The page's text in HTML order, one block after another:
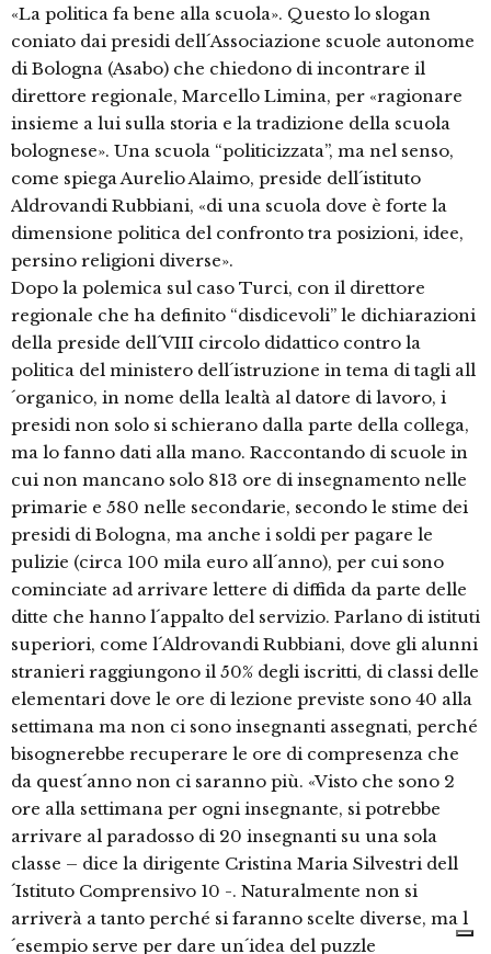
«La politica fa bene alla scuola». Questo lo slogan
coniato dai presidi dell´Associazione scuole autonome
di Bologna (Asabo) che chiedono di incontrare il
direttore regionale, Marcello Limina, per «ragionare
insieme a lui sulla storia e la tradizione della scuola
bolognese». Una scuola “politicizzata”, ma nel senso,
come spiega Aurelio Alaimo, preside dell´istituto
Aldrovandi Rubbiani, «di una scuola dove è forte la
dimensione politica del confronto tra posizioni, idee,
persino religioni diverse».
Dopo la polemica sul caso Turci, con il direttore
regionale che ha definito “disdicevoli” le dichiarazioni
della preside dell´VIII circolo didattico contro la
politica del ministero dell´istruzione in tema di tagli all
´organico, in nome della lealtà al datore di lavoro, i
presidi non solo si schierano dalla parte della collega,
ma lo fanno dati alla mano. Raccontando di scuole in
cui non mancano solo 813 ore di insegnamento nelle
primarie e 580 nelle secondarie, secondo le stime dei
presidi di Bologna, ma anche i soldi per pagare le
pulizie (circa 100 mila euro all´anno), per cui sono
cominciate ad arrivare lettere di diffida da parte delle
ditte che hanno l´appalto del servizio. Parlano di istituti
superiori, come l´Aldrovandi Rubbiani, dove gli alunni
stranieri raggiungono il 50% degli iscritti, di classi delle
elementari dove le ore di lezione previste sono 40 alla
settimana ma non ci sono insegnanti assegnati, perché
bisognerebbe recuperare le ore di compresenza che
da quest´anno non ci saranno più. «Visto che sono 2
ore alla settimana per ogni insegnante, si potrebbe
arrivare al paradosso di 20 insegnanti su una sola
classe – dice la dirigente Cristina Maria Silvestri dell
´Istituto Comprensivo 10 -. Naturalmente non si
arriverà a tanto perché si faranno scelte diverse, ma l
´esempio serve per dare un´idea del puzzle